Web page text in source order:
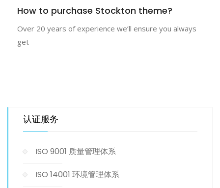
How to purchase Stockton theme?
Over 20 years of experience we’ll ensure you always
get
认证服务
ISO 9001 质量管理体系
ISO 14001 环境管理体系